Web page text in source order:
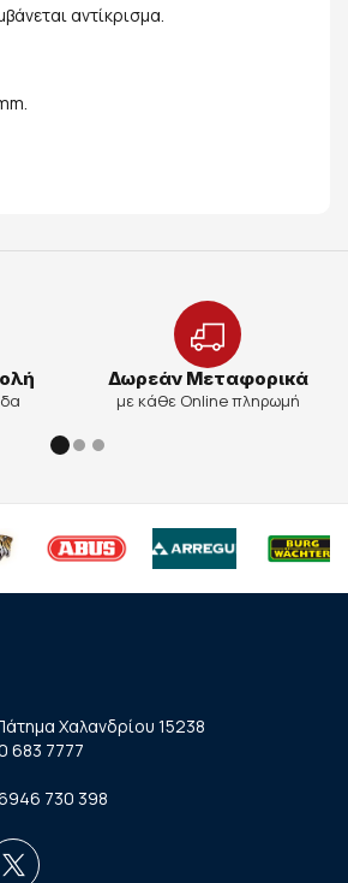
αντίκρισμα.
Δωρεάν Μεταφορικά
με κάθε Online πληρωμή
Χαλανδρίου 15238
683 7777
730 398